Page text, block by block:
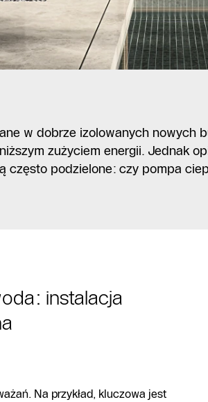
w dobrze izolowanych nowych
zużyciem energii. Jednak
często podzielone: ​​czy pompa
instalacja
Na przykład, kluczowa jest